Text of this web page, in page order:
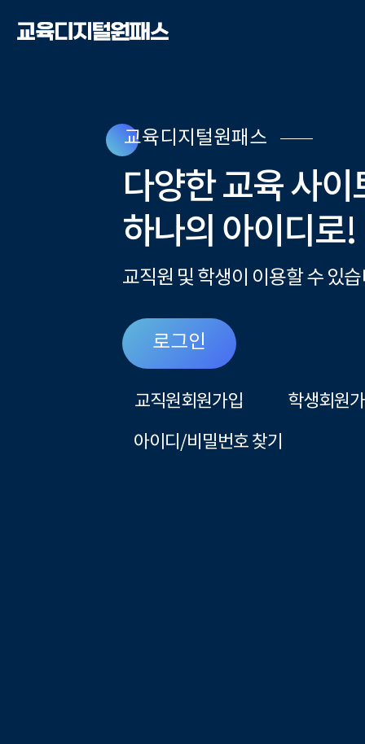
다양한 교육 사이
하나의 아이디로!
교직원 및 학생이 이용할 수 있
로그인
교직원회원가입
학생회원
아이디/비밀번호 찾기
교육디지털원패스